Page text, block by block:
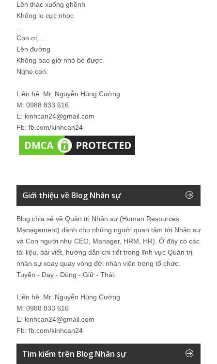
Lên thác xuống ghềnh
Không lo cực nhọc
Con ơi, ...
Lên đường
Không bao giờ nhỏ bé được
Nghe con.
Liên hệ: Mr. Nguyễn Hùng Cường
M: 0988 833 616
E: kinhcan24@gmail.com
Fb: fb.com/kinhcan24
Giới thiệu về Blog Nhân sự
Blog chia sẻ về Quản trị Nhân sự (Human Resources
Management) dành cho những người quan tâm tới Nhân sự
và Con người như CEO, Manager, HRM, HR). Ở đây có các
tài liệu, bài viết, hướng dẫn chi tiết trong lĩnh vực Quản trị
nhân sự xoay quay vòng đời nhân viên trong tổ chức:
Tuyển - Dạy - Dùng - Giữ - Thải.
Liên hệ: Mr. Nguyễn Hùng Cường
M: 0988 833 616
E: kinhcan24@gmail.com
Fb: fb.com/kinhcan24
Tìm kiếm trên Blog Nhân sự